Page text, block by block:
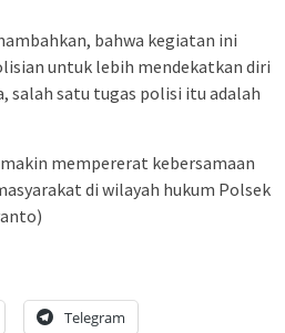
bahwa kegiatan ini
untuk lebih mendekatkan diri
salah satu tugas polisi itu adalah
mempererat kebersamaan
di wilayah hukum Polsek
Telegram